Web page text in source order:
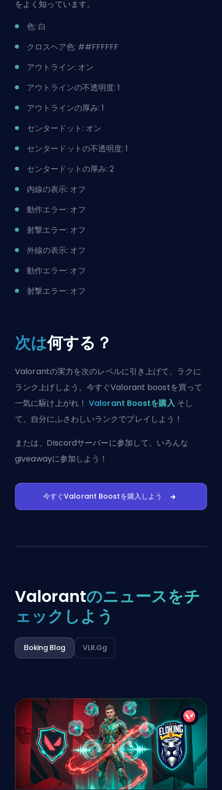
をよく知っています。
色: 白
クロスヘア色: ##FFFFFF
アウトライン: オン
アウトラインの不透明度: 1
アウトラインの厚み: 1
センタードット: オン
センタードットの不透明度: 1
センタードットの厚み: 2
内線の表示: オフ
動作エラー: オフ
射撃エラー: オフ
外線の表示: オフ
動作エラー: オフ
射撃エラー: オフ
次は何する？
Valorantの実力を次のレベルに引き上げて、ラクに
ランク上げしよう。今すぐValorant boostを買って
一気に駆け上がれ！ Valorant Boostを購入そし
て、自分にふさわしいランクでプレイしよう！
または、 Discordサーバーに参加して、いろんな
giveawayに参加しよう！
今すぐValorant Boostを購入しよう
Valorantのニュースをチ
ェックしよう
Eloking Blog VLR.gg